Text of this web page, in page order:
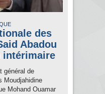
des
Abadou
intérimaire
général de
Moudjahidine
Mohand Ouamar